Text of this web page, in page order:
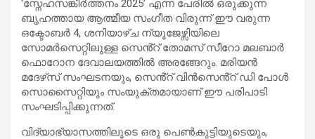
‘സ്നേഹസങ്കീർത്തനം 2025’ എന്ന പേരിൽ ഒരുക്കുന്ന
ബൃഹത്തായ ആത്മീയ സംഗീത വിരുന്ന് ഈ വരുന്ന
ഒക്ടോബർ 4, ശനിയാഴ്ച ന്യൂജേഴ്സിയിലെ
സോമർസെറ്റിലുള്ള സെൻ്റ് തോമസ് സീറോ മലബാർ
ഫൊറോന ദേവാലയത്തിൽ അരങ്ങേറും. മരിയൻ
മദേഴ്‌സ് സംഘടനയും, സെൻ്റ് വിൻസെൻ്റ് ഡി പോൾ
സൊസൈറ്റിയും സംയുക്തമായാണ് ഈ പരിപാടി
സംഘടിപ്പിക്കുന്നത്.
വിദ്യാഭ്യാസത്തിലൂടെ ഒരു പെൺകുട്ടിയുടെയും,